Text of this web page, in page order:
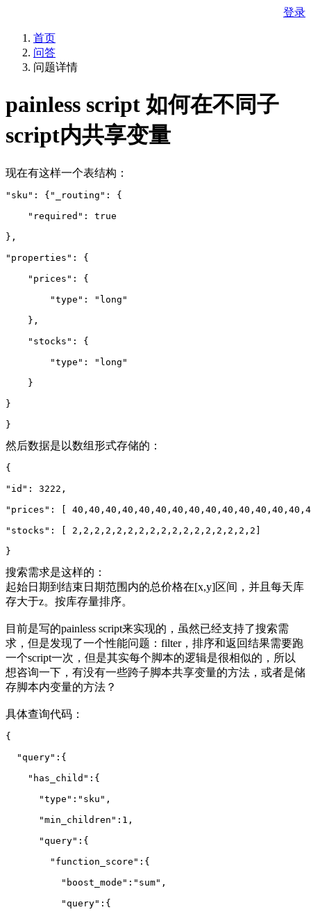
登录
首页
问答
问题详情
painless script 如何在不同子
script内共享变量
现在有这样一个表结构：
"sku": {"_routing": {
    "required": true
},
"properties": {
    "prices": {
        "type": "long"
    },
    "stocks": {
        "type": "long"
    }
}
}
然后数据是以数组形式存储的：
{
"id": 3222,
"prices":
"stocks":
2,2,2,2,2,2,2,2,2,2,2,2,2,2,2,2,2]
}
搜索需求是这样的：
起始日期到结束日期范围内的总价格在[x,y]区间，并且每天库
存大于z。按库存量排序。
目前是写的painless script来实现的，虽然已经支持了搜索需
求，但是发现了一个性能问题：filter，排序和返回结果需要跑
一个script一次，但是其实每个脚本的逻辑是很相似的，所以
想咨询一下，有没有一些跨子脚本共享变量的方法，或者是储
存脚本内变量的方法？
具体查询代码：
{
"query":{
"has_child":{
"type":"sku",
"min_children":1,
"query":{
"function_score":{
"boost_mode":"sum",
"query":{